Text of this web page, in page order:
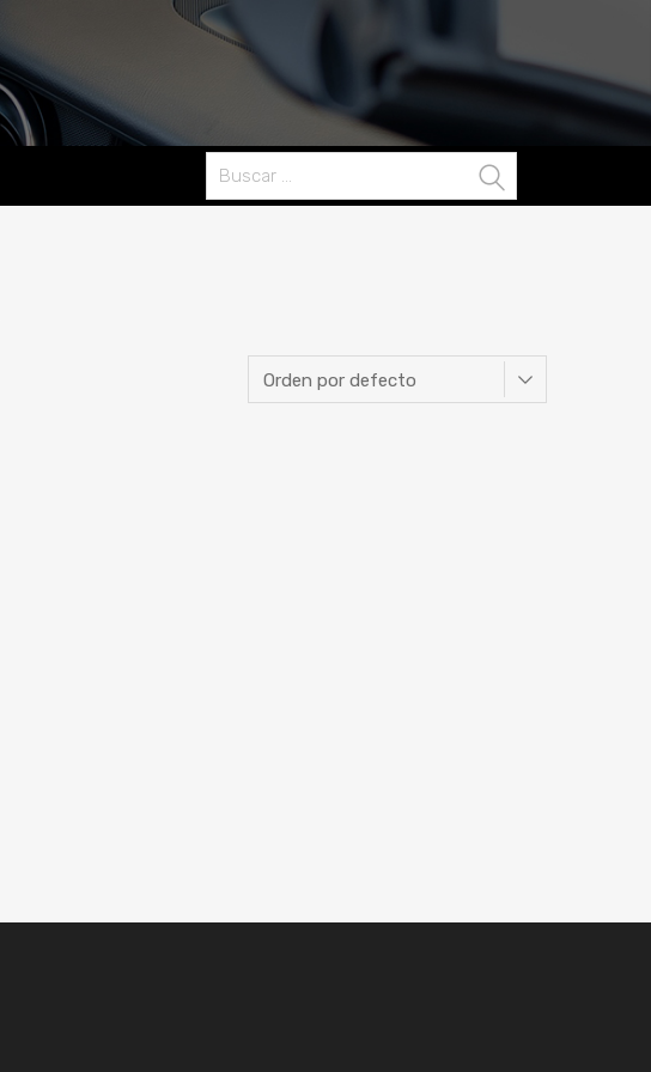
Buscar: